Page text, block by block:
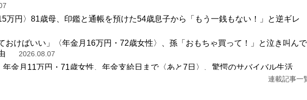
万円〉81歳母、印鑑と通帳を預けた54歳息子から「もう一銭もない！」と逆ギレ
おけばいい」〈年金月16万円・72歳女性〉、孫「おもちゃ買って！」と泣き叫んで
2026.08.07
金月11万円・71歳女性、年金支給日まで〈あと7日〉、驚愕のサバイバル生活
連載記事一